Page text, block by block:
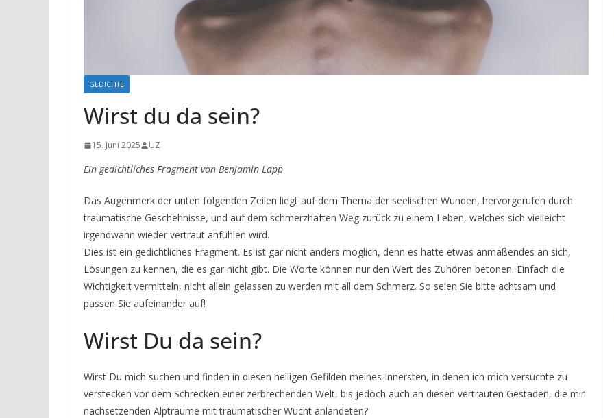
GEDICHTE
Wirst du da sein?
15. Juni 2025 UZ
Ein gedichtliches Fragment von Benjamin Lapp
Das Augenmerk der unten folgenden Zeilen liegt auf dem Thema der seelischen Wunden, hervorgerufen durch
traumatische Geschehnisse, und auf dem schmerzhaften Weg zurück zu einem Leben, welches sich vielleicht
irgendwann wieder vertraut anfühlen wird.
Dies ist ein gedichtliches Fragment. Es ist gar nicht anders möglich, denn es hätte etwas anmaßendes an sich,
Lösungen zu kennen, die es gar nicht gibt. Die Worte können nur den Wert des Zuhören betonen. Einfach die
Wichtigkeit vermitteln, nicht allein gelassen zu werden mit all dem Schmerz. So seien Sie bitte achtsam und
passen Sie aufeinander auf!
Wirst Du da sein?
Wirst Du mich suchen und finden in diesen heiligen Gefilden meines Innersten, in denen ich mich versuchte zu
verstecken vor dem Schrecken einer zerbrechenden Welt, bis jedoch auch an diesen vertrauten Gestaden, die mir
nachsetzenden Alpträume mit traumatischer Wucht anlandeten?